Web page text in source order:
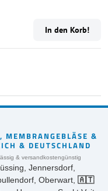
In den Korb!
MEMBRANGEBLÄSE &
& DEUTSCHLAND
& versandkostengünstig
Jennersdorf,
Oberwart, 🇦🇹